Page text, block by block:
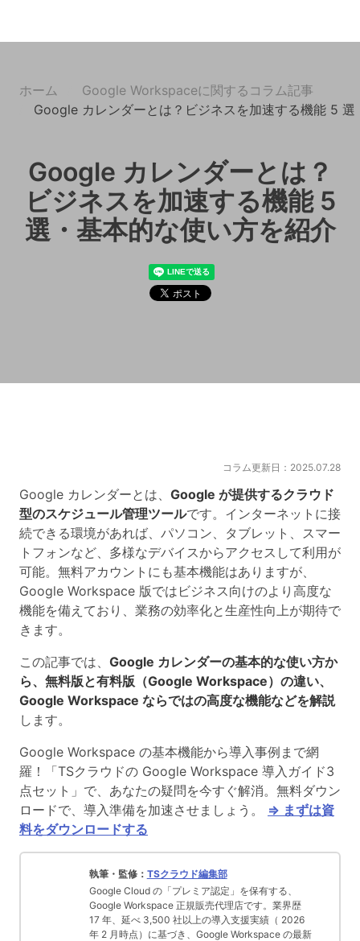
ホーム
Google Workspaceに関するコラム記事
Google カレンダーとは？ビジネスを加速する機能 5 選
Google カレンダーとは？
ビジネスを加速する機能 5
選・基本的な使い方を紹介
コラム更新日：2025.07.28
Google カレンダーとは、 Google が提供するクラウド
型のスケジュール管理ツールです。インターネットに接
続できる環境があれば、パソコン、タブレット、スマー
トフォンなど、多様なデバイスからアクセスして利用が
可能。無料アカウントにも基本機能はありますが、
Google Workspace 版ではビジネス向けのより高度な
機能を備えており、業務の効率化と生産性向上が期待で
きます。
この記事では、 Google カレンダーの基本的な使い方か
ら、無料版と有料版（Google Workspace）の違い、
Google Workspace ならではの高度な機能などを解説
します。
Google Workspace の基本機能から導入事例まで網
羅！「TSクラウドの Google Workspace 導入ガイド3
点セット」で、あなたの疑問を今すぐ解消。無料ダウン
ロードで、導入準備を加速させましょう。 ⇒ まずは資
料をダウンロードする
執筆・監修： TSクラウド編集部
Google Cloud の「プレミア認定」を保有する、
Google Workspace 正規販売代理店です。業界歴
17 年、延べ 3,500 社以上の導入支援実績（ 2026
年 2 月時点）に基づき、Google Workspace の最新